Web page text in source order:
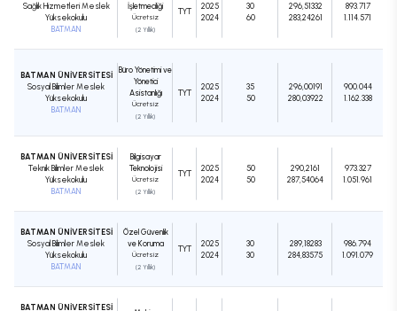
Sağlık Hizmetleri Meslek
Yüksekokulu
BATMAN
İşletmeciliği
Ücretsiz
(2 Yıllık)
TYT
2025
2024
30
60
296,51332
283,24261
893.717
1.114.571
BATMAN ÜNİVERSİTESİ
Sosyal Bilimler Meslek
Yüksekokulu
BATMAN
Büro Yönetimi ve
Yönetici
Asistanlığı
Ücretsiz
(2 Yıllık)
TYT
2025
2024
35
50
296,00191
280,03922
900.044
1.162.338
BATMAN ÜNİVERSİTESİ
Teknik Bilimler Meslek
Yüksekokulu
BATMAN
Bilgisayar
Teknolojisi
Ücretsiz
(2 Yıllık)
TYT
2025
2024
50
50
290,2161
287,54064
973.327
1.051.961
BATMAN ÜNİVERSİTESİ
Sosyal Bilimler Meslek
Yüksekokulu
BATMAN
Özel Güvenlik
ve Koruma
Ücretsiz
(2 Yıllık)
TYT
2025
2024
30
30
289,18283
284,83575
986.794
1.091.079
BATMAN ÜNİVERSİTESİ